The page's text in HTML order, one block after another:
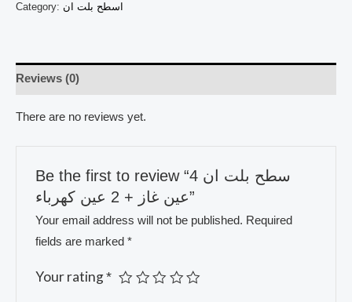
Category: اسطح بلت ان
Reviews (0)
There are no reviews yet.
Be the first to review “سطح بلت ان 4
عين غاز + 2 عين كهرباء”
Your email address will not be published. Required
fields are marked*
Your rating*